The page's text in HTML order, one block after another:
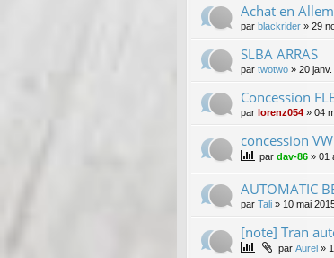
Achat en
par blackrider » 29
SLBA ARRAS
par twotwo » 20
Concession
par lorenz054 » 04
concession
par dav-86 » 01
AUTOMATIC
par Tali » 10 mai
[note] Tran
par Aurel »